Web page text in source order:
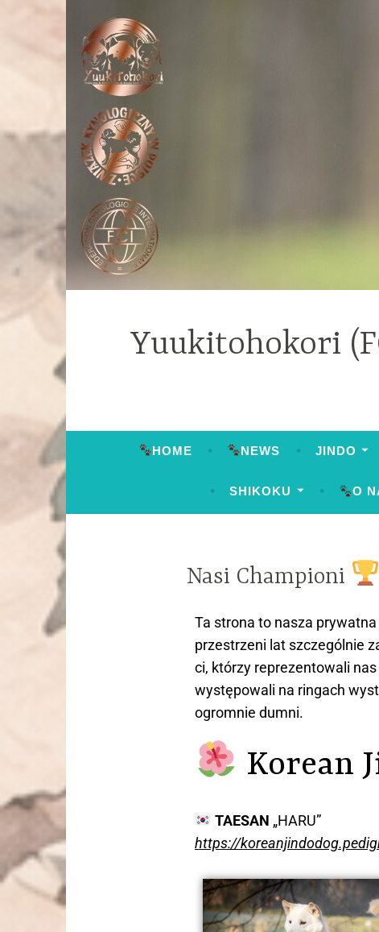
Yuukitohokori
HOME NEWS JINDO
SHIKOKU O
Nasi Championi
Ta strona to nasza prywatna
przestrzeni lat szczególnie
ci, którzy reprezentowali
występowali na ringach
ogromnie dumni.
Korean
TAESAN „HARU”
https://